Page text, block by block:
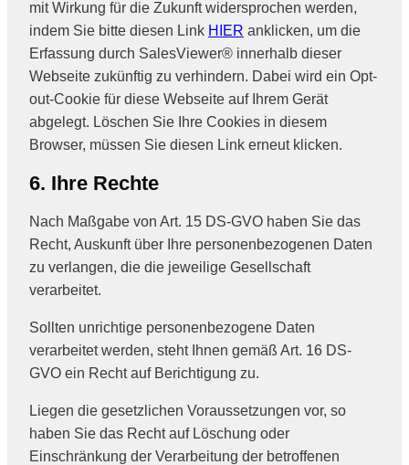
mit Wirkung für die Zukunft widersprochen werden,
indem Sie bitte diesen Link HIER anklicken, um die
Erfassung durch SalesViewer® innerhalb dieser
Webseite zukünftig zu verhindern. Dabei wird ein Opt-
out-Cookie für diese Webseite auf Ihrem Gerät
abgelegt. Löschen Sie Ihre Cookies in diesem
Browser, müssen Sie diesen Link erneut klicken.
6. Ihre Rechte
Nach Maßgabe von Art. 15 DS-GVO haben Sie das
Recht, Auskunft über Ihre personenbezogenen Daten
zu verlangen, die die jeweilige Gesellschaft
verarbeitet.
Sollten unrichtige personenbezogene Daten
verarbeitet werden, steht Ihnen gemäß Art. 16 DS-
GVO ein Recht auf Berichtigung zu.
Liegen die gesetzlichen Voraussetzungen vor, so
haben Sie das Recht auf Löschung oder
Einschränkung der Verarbeitung der betroffenen